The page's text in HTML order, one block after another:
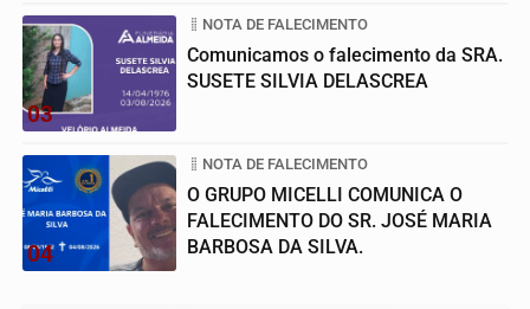
03
NOTA DE FALECIMENTO
Comunicamos o falecimento da SRA.
SUSETE SILVIA DELASCREA
04
NOTA DE FALECIMENTO
O GRUPO MICELLI COMUNICA O
FALECIMENTO DO SR. JOSÉ MARIA
BARBOSA DA SILVA.